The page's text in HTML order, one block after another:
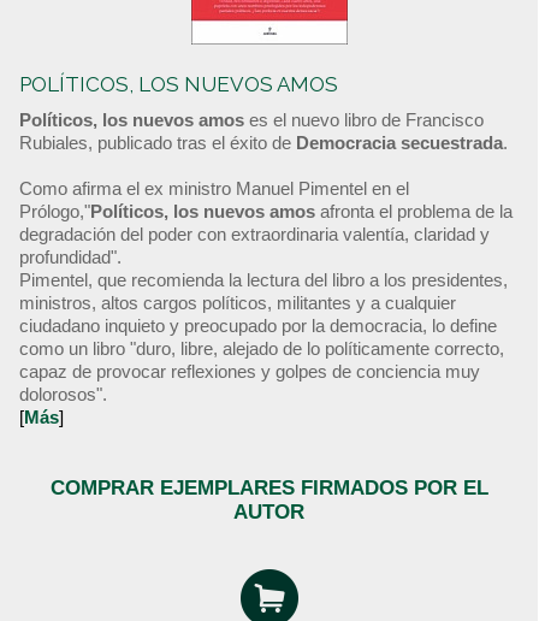
POLÍTICOS, LOS NUEVOS AMOS
Políticos, los nuevos amos es el nuevo libro de Francisco
Rubiales, publicado tras el éxito de Democracia secuestrada.
Como afirma el ex ministro Manuel Pimentel en el
Prólogo,"Políticos, los nuevos amos afronta el problema de la
degradación del poder con extraordinaria valentía, claridad y
profundidad".
Pimentel, que recomienda la lectura del libro a los presidentes,
ministros, altos cargos políticos, militantes y a cualquier
ciudadano inquieto y preocupado por la democracia, lo define
como un libro "duro, libre, alejado de lo políticamente correcto,
capaz de provocar reflexiones y golpes de conciencia muy
dolorosos".
[Más]
COMPRAR EJEMPLARES FIRMADOS POR EL
AUTOR